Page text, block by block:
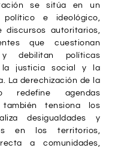
se sitúa en un
e ideológico,
autoritarios,
que cuestionan
y debilitan políticas
la justicia social y la
La derechización de la
agendas
tensiona los
desigualdades y
en los territorios,
a comunidades,